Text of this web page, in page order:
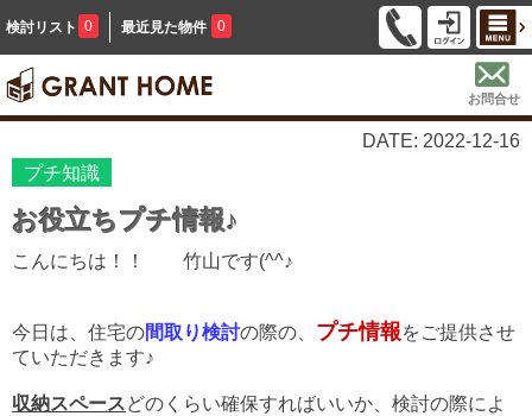
検討リスト 0 最近見た物件 0
お問合せ
DATE: 2022-12-16
プチ知識
お役立ちプチ情報♪
こんにちは！！ 竹山です(^^♪
今日は、住宅の間取り検討の際の、 プチ情報をご提供させ
ていただきます♪
収納スペースどのくらい確保すればいいか、検討の際によ